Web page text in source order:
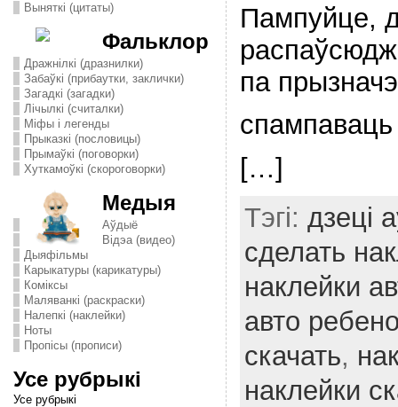
Выняткі (цитаты)
Фальклор
Дражнілкі (дразнилки)
Забаўкі (прибаутки, заклички)
Загадкі (загадки)
Лічылкі (считалки)
Міфы і легенды
Прыказкі (пословицы)
Прымаўкі (поговорки)
Хуткамоўкі (скороговорки)
Медыя
Аўдыё
Відэа (видео)
Дыяфільмы
Карыкатуры (карикатуры)
Комiксы
Маляванкі (раскраски)
Налепкі (наклейки)
Ноты
Пропісы (прописи)
Усе рубрыкі
Усе рубрыкі
Пампуйце,
па
спампаваць
[…]
Тэгі: дзеці
сделать
наклейки
авто
скачать,
наклейки